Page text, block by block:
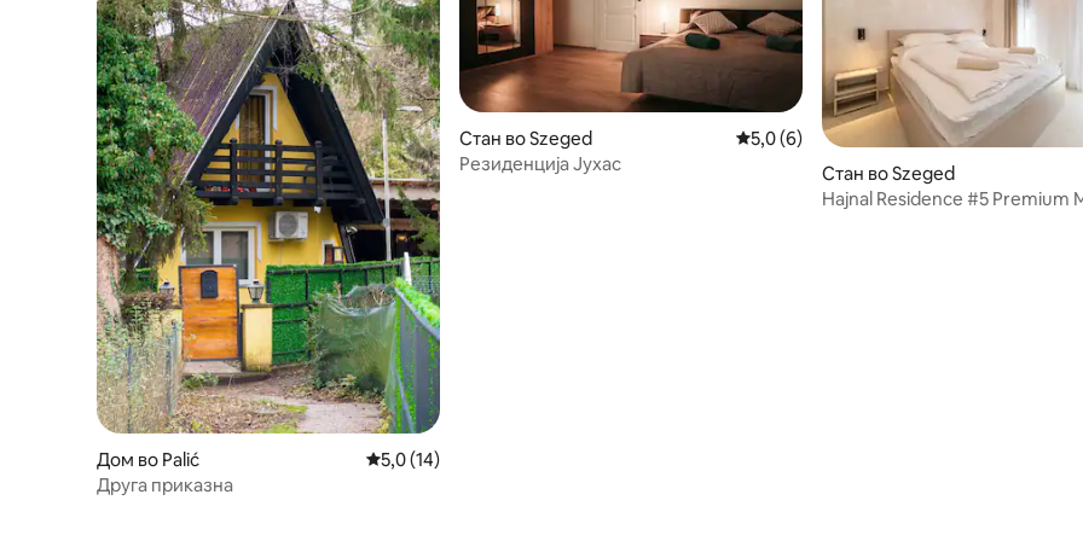
Дом во Palić Просечна оцена: 5,0 од 5, 14 рецензии
5,0 (14)
Друга приказна
Стан во Szeged Просечна оцена: 5,0 од 5, 6 рецензии
5,0 (6)
Резиденција Јухас
Стан во Szeged
Hajnal Residence #5 Premium